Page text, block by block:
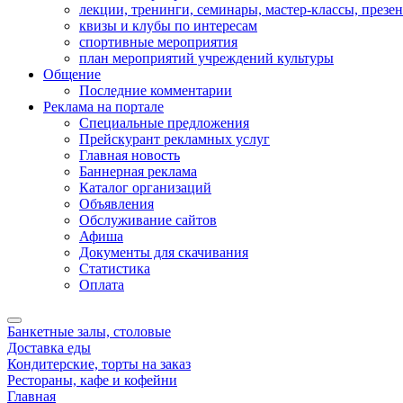
лекции, тренинги, семинары, мастер-классы,
квизы и клубы по интересам
спортивные мероприятия
план мероприятий учреждений культуры
Общение
Последние комментарии
Реклама на портале
Специальные предложения
Прейскурант рекламных услуг
Главная новость
Баннерная реклама
Каталог организаций
Объявления
Обслуживание сайтов
Афиша
Документы для скачивания
Статистика
Оплата
Банкетные залы, столовые
Доставка еды
Кондитерские, торты на заказ
Рестораны, кафе и кофейни
Главная